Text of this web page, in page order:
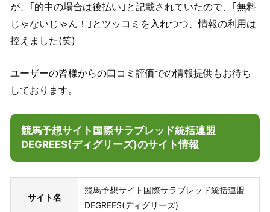
が、｢的中の場合は後払い｣と記載されていたので、｢無料
じゃないじゃん！｣とツッコミを入れつつ、情報の利用は
控えました(笑)
ユーザーの皆様からの口コミ評価での情報提供もお待ち
しております。
競馬予想サイト国際サラブレッド統括連盟
DEGREES(ディグリーズ)のサイト情報
サイト名
競馬予想サイト国際サラブレッド統括連盟
DEGREES(ディグリーズ)